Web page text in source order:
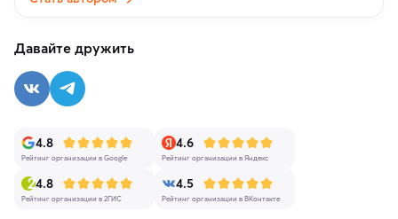
Давайте дружить
4.8
Рейтинг организации в Google
4.6
Рейтинг организации в Яндекс
4.8
Рейтинг организации в 2ГИС
4.5
Рейтинг организации в ВКонтакте